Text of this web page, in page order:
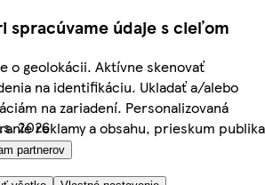
spracúvame údaje s cieľom
o geolokácii. Aktívne skenovať
na identifikáciu. Ukladať a/alebo
na zariadení. Personalizovaná
reklamy a obsahu, prieskum publika
partnerov
2026